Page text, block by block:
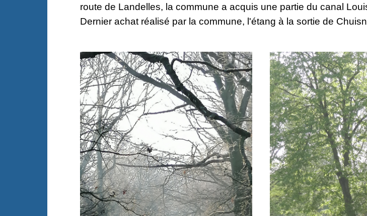
route de Landelles, la commune a acquis une partie du canal
Dernier achat réalisé par la commune, l'étang à la sortie de